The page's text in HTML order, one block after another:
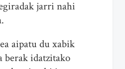
jarri nahi
aipatu du xabik
berak idatzitako